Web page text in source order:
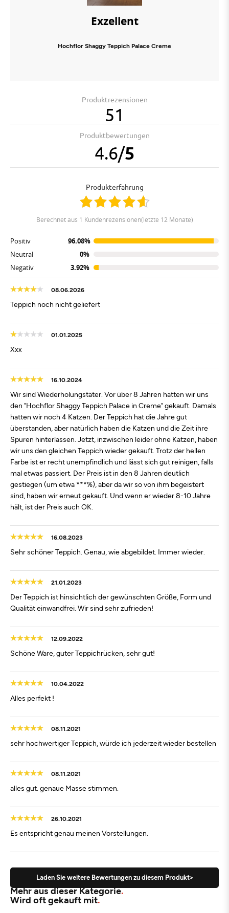
Exzellent
Hochflor Shaggy Teppich Palace Creme
Produktrezensionen
51
Produktbewertungen
4.6/5
Produkterfahrung
berechnet aus 1 Kundenrezensionen(letzte 12 Monate)
Positiv
96.08%
Neutral
0%
Negativ
3.92%
08.06.2026
Teppich noch nicht geliefert
01.01.2025
Xxx
16.10.2024
Wir sind Wiederholungstäter. Vor über 8 Jahren hatten wir uns
den "Hochflor Shaggy Teppich Palace in Creme" gekauft. Damals
hatten wir noch 4 Katzen. Der Teppich hat die Jahre gut
überstanden, aber natürlich haben die Katzen und die Zeit ihre
Spuren hinterlassen. Jetzt, inzwischen leider ohne Katzen, haben
wir uns den gleichen Teppich wieder gekauft. Trotz der hellen
Farbe ist er recht unempfindlich und lässt sich gut reinigen, falls
mal etwas passiert. Der Preis ist in den 8 Jahren deutlich
gestiegen (um etwa ***%), aber da wir so von ihm begeistert
sind, haben wir erneut gekauft. Und wenn er wieder 8-10 Jahre
hält, ist der Preis auch OK.
16.08.2023
Sehr schöner Teppich. Genau, wie abgebildet. Immer wieder.
21.01.2023
Der Teppich ist hinsichtlich der gewünschten Größe, Form und
Qualität einwandfrei. Wir sind sehr zufrieden!
12.09.2022
Schöne Ware, guter Teppichrücken, sehr gut!
10.04.2022
Alles perfekt !
08.11.2021
sehr hochwertiger Teppich, würde ich jederzeit wieder bestellen
08.11.2021
alles gut. genaue Masse stimmen.
26.10.2021
Es entspricht genau meinen Vorstellungen.
Laden Sie weitere Bewertungen zu diesem Produkt>
Mehr aus dieser Kategorie
Wird oft gekauft mit